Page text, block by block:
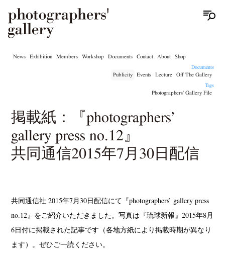
News Exhibition Members Workshop Documents Contact About Shop
Documents
Publicity Events Lecture Off The Gallery
Tags
Photographers' Gallery File
掲載紙：『photographers’
gallery press no.12』
共同通信2015年7月30日配信
共同通信社 2015年7月30日配信にて『photographers’ gallery press
no.12』をご紹介いただきました。写真は『琉球新報』2015年8月
6日付に掲載された記事です（各地方紙により掲載時期が異なり
ます）。ぜひご一読ください。